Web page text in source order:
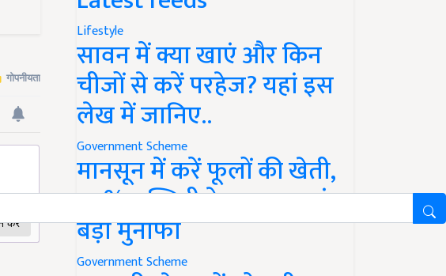
Lifestyle
सावन में क्या खाएं और किन
चीजों से करें परहेज? यहां इस
लेख में जानिए..
Government Scheme
मानसून में करें फूलों की खेती,
50% सब्सिडी के साथ कमाएं
बड़ा मुनाफा
Government Scheme